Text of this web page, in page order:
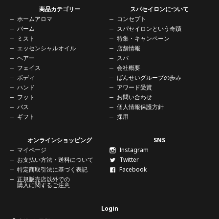
商品カテゴリー
ホームアロマ
バーム
ミスト
エッセンシャルオイル
ヘアー
フェイス
ボディ
ハンド
フット
バス
ギフト
スパセイロンについて
コンセプト
スパセイロンという奇蹟
特集・キャンペーン
店舗情報
スパ
会社概要
ばんせいグループの歩み
アワード受賞
お問い合わせ
個人情報保護方針
採用
オンラインショッピング
マイページ
お支払い方法・送料について
特定商取引法に基づく表記
正規販売店以外での
購入に関するご注意
SNS
Instagram
Twitter
Facebook
Login